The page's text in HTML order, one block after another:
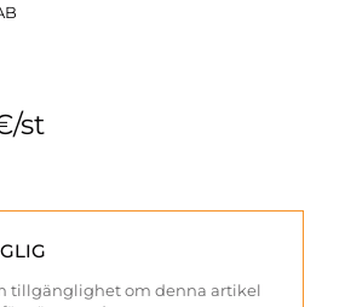
st
tillgänglighet om denna artikel